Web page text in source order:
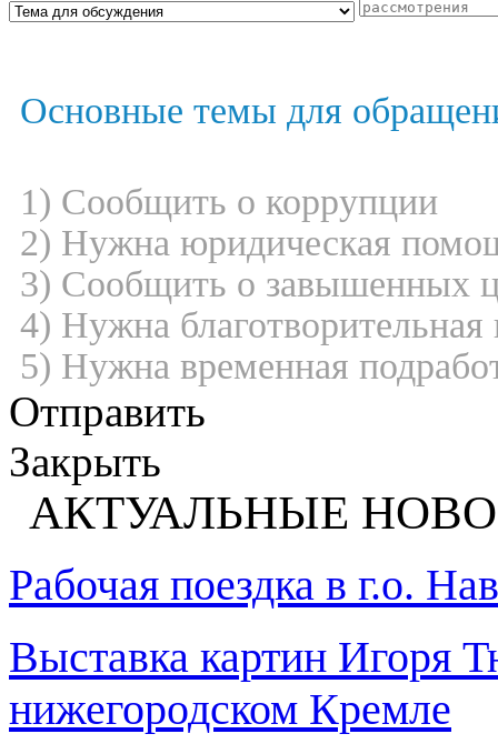
Основные темы для
1) Сообщить о коррупции
2) Нужна юридическая
3) Сообщить о завышенных
4) Нужна
5) Нужна временная
Отправить
Закрыть
АКТУАЛЬНЫЕ
Рабочая поездка в г.о.
Выставка картин Игоря
нижегородском Кремле